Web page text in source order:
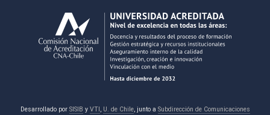
Desarrollado por SISIB y VTI, U. de Chile, junto a Subdirección de Comunicaciones